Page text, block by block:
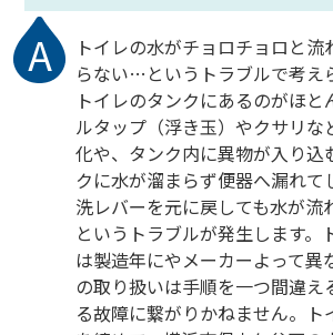
トイレの水がチョロチョロと流
らない…というトラブルで考え
トイレのタンクにあるのがほと
ルタップ（浮き玉）やクサリな
化や、タンク内に異物が入り込
クに水が溜まらず便器へ漏れて
洗レバーを元に戻しても水が流
というトラブルが発生します。
は製造年にやメーカーよって異
の取り扱いは手順を一つ間違え
る故障に繋がりかねません。ト